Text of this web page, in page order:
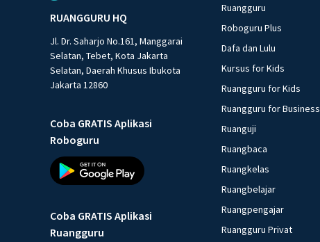
RUANGGURU HQ
Jl. Dr. Saharjo No.161, Manggarai
Selatan, Tebet, Kota Jakarta
Selatan, Daerah Khusus Ibukota
Jakarta 12860
Coba GRATIS Aplikasi
Roboguru
Coba GRATIS Aplikasi
Ruangguru
Ruangguru
Roboguru Plus
Dafa dan Lulu
Kursus for Kids
Ruangguru for Kids
Ruangguru for Business
Ruanguji
Ruangbaca
Ruangkelas
Ruangbelajar
Ruangpengajar
Ruangguru Privat